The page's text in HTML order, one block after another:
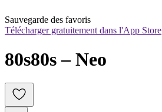
Sauvegarde des favoris
Télécharger gratuitement dans l'App Store
80s80s – Neo